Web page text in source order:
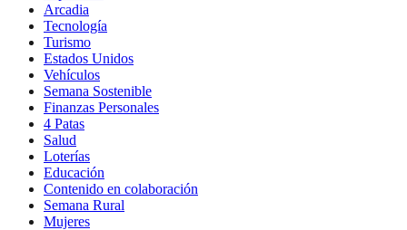
Arcadia
Tecnología
Turismo
Estados Unidos
Vehículos
Semana Sostenible
Finanzas Personales
4 Patas
Salud
Loterías
Educación
Contenido en colaboración
Semana Rural
Mujeres